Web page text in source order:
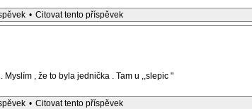
• Citovat tento příspěvek
Myslím , že to byla jednička . Tam u ,,slepic "
• Citovat tento příspěvek